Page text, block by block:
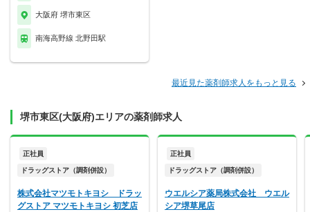
大阪府 堺市東区
南海高野線 北野田駅
最近見た薬剤師求人をもっと見る
堺市東区(大阪府)エリアの薬剤師求人
正社員
ドラッグストア（調剤併設）
株式会社マツモトキヨシ ドラッ
グストア マツモトキヨシ 初芝店
正社員
ドラッグストア（調剤併設）
ウエルシア薬局株式会社 ウエル
シア堺草尾店